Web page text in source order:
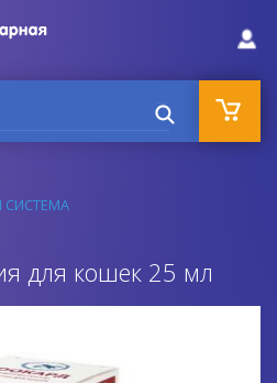
СИСТЕМА
для кошек 25 мл